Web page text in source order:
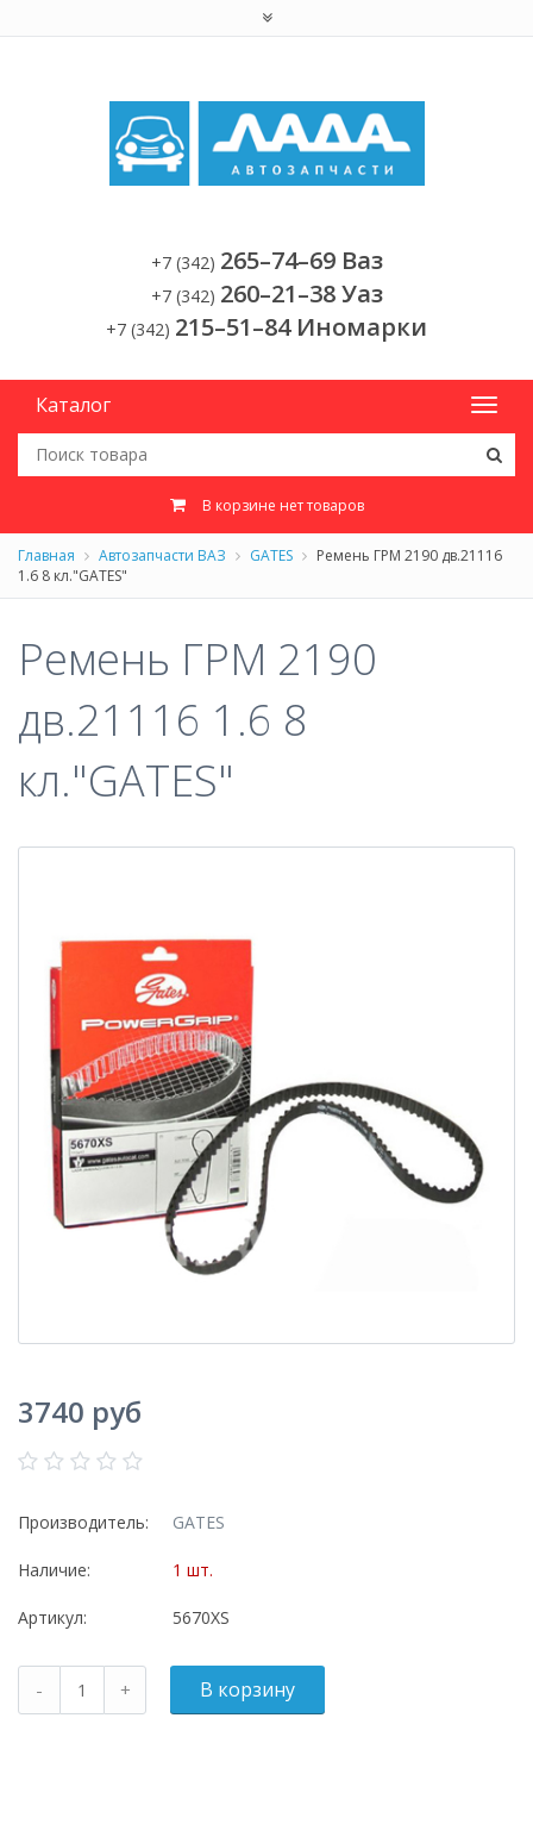
+7 (342) 265–74–69 Ваз
+7 (342) 260–21–38 Уаз
+7 (342) 215–51–84 Иномарки
Каталог
В корзине нет товаров
Главная Автозапчасти ВАЗ GATES
Ремень ГРМ 2190 дв.21116
1.6 8 кл."GATES"
Ремень ГРМ 2190
дв.21116 1.6 8
кл."GATES"
3740 руб
Производитель: GATES
Наличие: 1 шт.
Артикул: 5670XS